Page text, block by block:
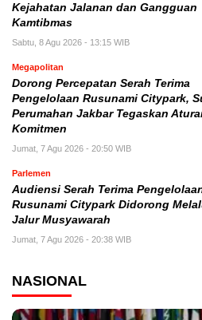
Kejahatan Jalanan dan Gangguan
Kamtibmas
Sabtu, 8 Agu 2026 - 13:15 WIB
Megapolitan
Dorong Percepatan Serah Terima
Pengelolaan Rusunami Citypark,
Perumahan Jakbar Tegaskan
Komitmen
Jumat, 7 Agu 2026 - 20:50 WIB
Parlemen
Audiensi Serah Terima
Rusunami Citypark Didorong
Jalur Musyawarah
Jumat, 7 Agu 2026 - 20:38 WIB
NASIONAL